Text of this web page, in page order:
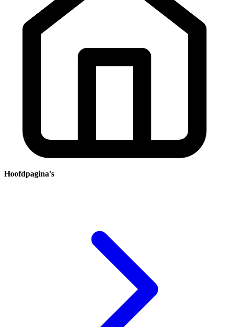
Hoofdpagina's